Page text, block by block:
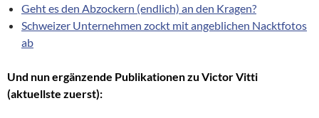
Geht es den Abzockern (endlich) an den Kragen?
Schweizer Unternehmen zockt mit angeblichen Nacktfotos
ab
Und nun ergänzende Publikationen zu Victor Vitti
(aktuellste zuerst):